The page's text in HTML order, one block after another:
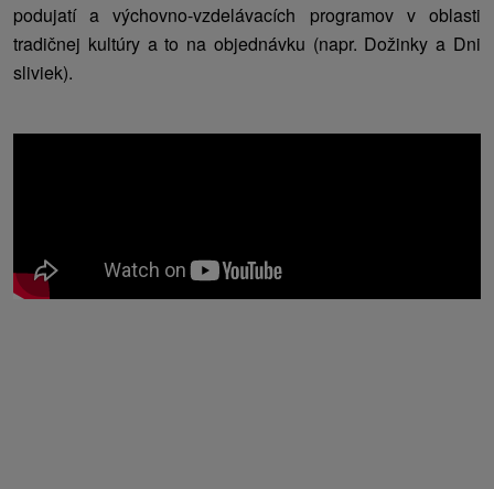
podujatí a výchovno-vzdelávacích programov v oblasti
tradičnej kultúry a to na objednávku (napr. Dožinky a Dni
sliviek).